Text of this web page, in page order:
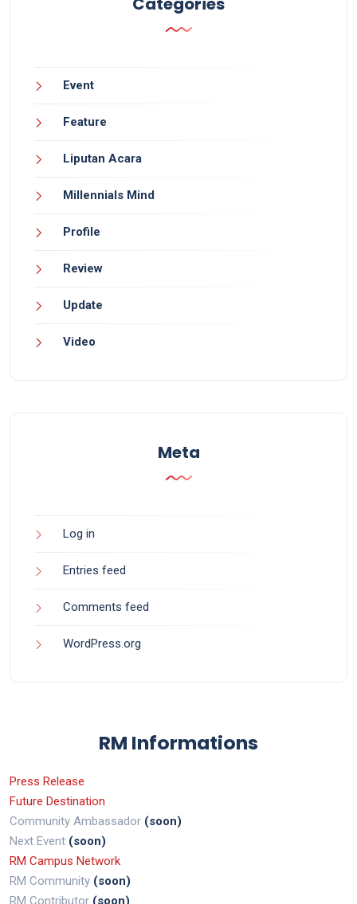
Event
Feature
Liputan Acara
Millennials Mind
Profile
Review
Update
Video
Meta
Log in
Entries feed
Comments feed
WordPress.org
RM Informations
Press Release
Future Destination
Community Ambassador (soon)
Next Event (soon)
RM Campus Network
RM Community (soon)
RM Contributor (soon)